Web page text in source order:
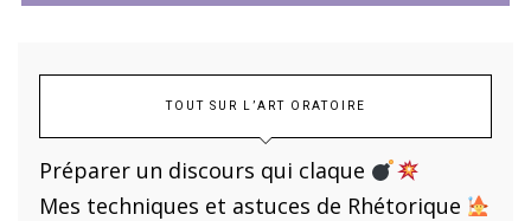
TOUT SUR L’ART ORATOIRE
Préparer un discours qui claque
Mes techniques et astuces de Rhétorique